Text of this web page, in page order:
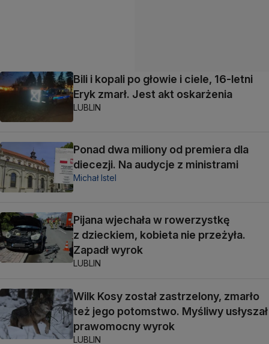
Bili i kopali po głowie i ciele, 16-letni
Eryk zmarł. Jest akt oskarżenia
LUBLIN
Ponad dwa miliony od premiera dla
diecezji. Na audycje z ministrami
Michał Istel
Pijana wjechała w rowerzystkę
z dzieckiem, kobieta nie przeżyła.
Zapadł wyrok
LUBLIN
Wilk Kosy został zastrzelony, zmarło
też jego potomstwo. Myśliwy usłyszał
prawomocny wyrok
LUBLIN